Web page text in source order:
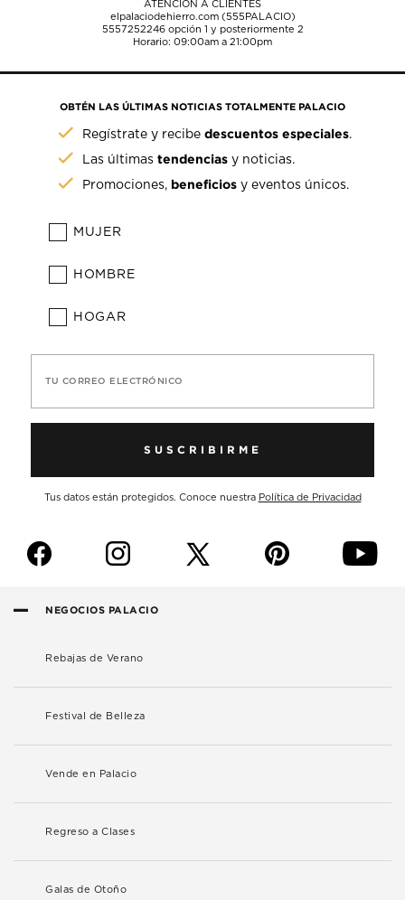
ATENCIÓN A CLIENTES
elpalaciodehierro.com (555PALACIO)
5557252246opción 1 y posteriormente 2
Horario: 09:00am a 21:00pm
OBTÉN LAS ÚLTIMAS NOTICIAS TOTALMENTE PALACIO
Regístrate y recibedescuentos especiales.
Las últimastendencias y noticias.
Promociones, beneficios y eventos únicos.
MUJER
HOMBRE
HOGAR
TU CORREO ELECTRÓNICO
SUSCRIBIRME
Tus datos están protegidos. Conoce nuestra Política de Privacidad
f i p y
NEGOCIOS PALACIO
Rebajas de Verano
Festival de Belleza
Vende en Palacio
Regreso a Clases
Galas de Otoño